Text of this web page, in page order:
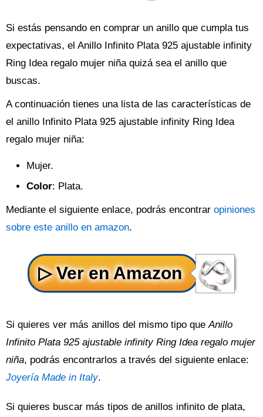
Si estás pensando en comprar un anillo que cumpla tus
expectativas, el Anillo Infinito Plata 925 ajustable infinity
Ring Idea regalo mujer niña quizá sea el anillo que
buscas.
A continuación tienes una lista de las características de
el anillo Infinito Plata 925 ajustable infinity Ring Idea
regalo mujer niña:
Mujer.
Color: Plata.
Mediante el siguiente enlace, podrás encontrar opiniones
sobre este anillo en amazon.
Si quieres ver más anillos del mismo tipo que Anillo
Infinito Plata 925 ajustable infinity Ring Idea regalo mujer
niña, podrás encontrarlos a través del siguiente enlace:
Joyería Made in Italy.
Si quieres buscar más tipos de anillos infinito de plata,